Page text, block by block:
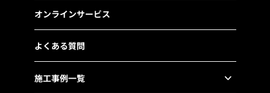
オンラインサービス
よくある質問
施工事例一覧